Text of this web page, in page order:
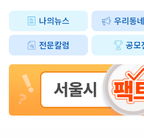
지원 가능 ○ 지원물품 : 경광등, 비상
자부담금 : 2만원 ○ 신청기간 : 26.2.13 ~ 연중 상시 접수 (물량 소진 시 조
기 마감) ○ 신청방법 : 서울시 누리집 ※ 신청 전 사업자등록증 또는 사업
자등록증명을 준비해 주세요. (발급년
반 지원과 함께 서울경찰청, 자치구 등
한다. 경찰의 범죄예방 활동을 통해 발
장, 골목상권 등 안전 수요가 높은 지
울시는 시민들이 사업을 보다 쉽게 이
등’의 명칭을 ‘소상공인안심벨’로 변경
나의뉴스 우리동
전문칼럼 공모